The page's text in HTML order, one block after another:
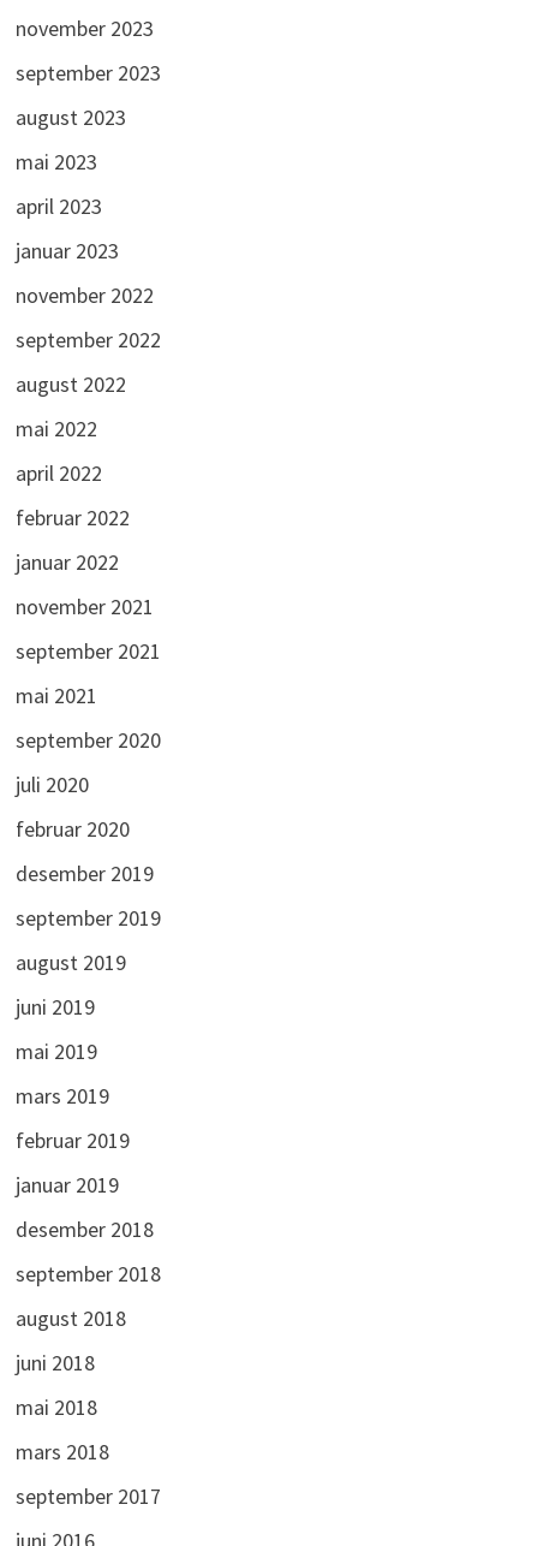
november 2023
september 2023
august 2023
mai 2023
april 2023
januar 2023
november 2022
september 2022
august 2022
mai 2022
april 2022
februar 2022
januar 2022
november 2021
september 2021
mai 2021
september 2020
juli 2020
februar 2020
desember 2019
september 2019
august 2019
juni 2019
mai 2019
mars 2019
februar 2019
januar 2019
desember 2018
september 2018
august 2018
juni 2018
mai 2018
mars 2018
september 2017